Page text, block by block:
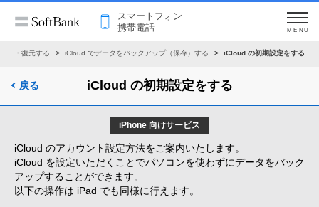
スマートフォン
携帯電話
MENU
）・復元する iCloud でデータをバックアップ（保存）する iCloud の初期設定をする
戻る iCloud の初期設定をする
iPhone 向けサービス
iCloud のアカウント設定方法をご案内いたします。
iCloud を設定いただくことでパソコンを使わずにデータをバック
アップすることができます。
以下の操作は iPad でも同様に行えます。